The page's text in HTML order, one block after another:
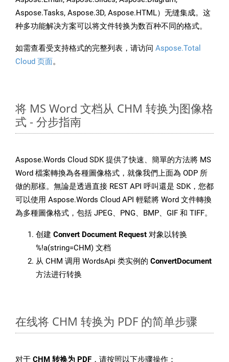
Aspose.Tasks, Aspose.3D, Aspose.HTML）无缝集成。这
种多功能解决方案可以将文件转换为数百种不同的格式。
如需查看受支持格式的完整列表，请访问 Aspose.Total
Cloud 页面。
将 MS Word 文档从 CHM 转换为图像格
式 - 分步指南
Aspose.Words Cloud SDK 提供了快速、簡單的方法將 MS
Word 檔案轉換為各種圖像格式，就像我們上面為 ODP 所
做的那樣。無論是透過直接 REST API 呼叫還是 SDK，您都
可以使用 Aspose.Words Cloud API 輕鬆將 Word 文件轉換
為多種圖像格式，包括 JPEG、PNG、BMP、GIF 和 TIFF。
创建 Convert Document Request 对象以转换
%!a(string=CHM) 文档
从 CHM 调用 WordsApi 类实例的 ConvertDocument
方法进行转换
在线将 CHM 转换为 PDF 的简单步骤
对于 CHM 转换为 PDF ，请按照以下步骤操作：